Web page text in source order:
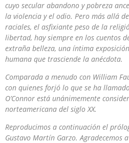
cuyo secular abandono y pobreza
la violencia y el odio. Pero más allá
raciales, el asfixiante peso de la
libertad, hay siempre en los cuentos
extraña belleza, una íntima
humana que trasciende la anécdota.
Comparada a menudo con William
con quienes forjó lo que se ha
O’Connor está unánimemente
norteamericana del siglo XX.
Reproducimos a continuación el
Gustavo Martín Garzo. Agradecemos